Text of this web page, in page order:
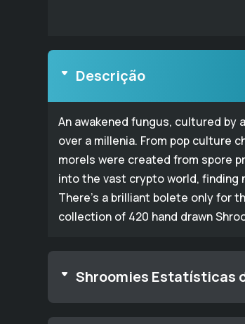
Descrição
An awakened fungus, cultured by
over a millenia. From pop culture
morels were created from spore
into the vast crypto world, finding
There’s a brilliant bolete only for
collection of 420 hand drawn
Shroomies Estatísticas